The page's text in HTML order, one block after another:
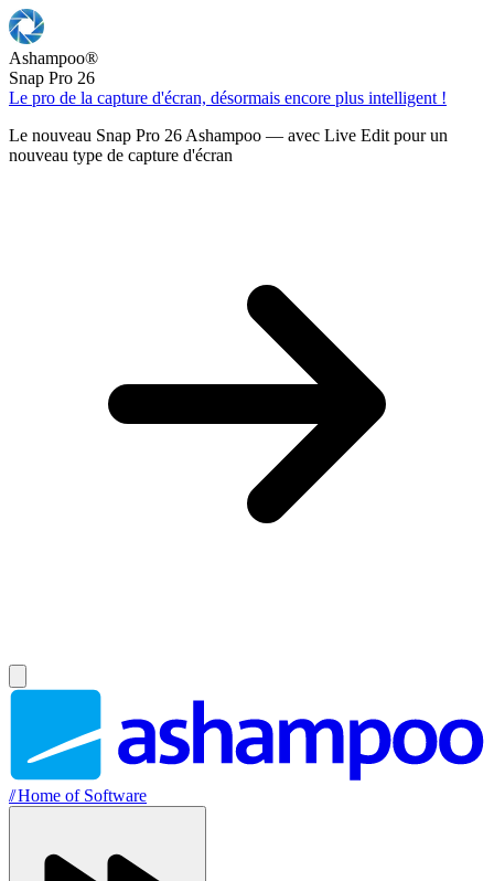
Ashampoo®
Snap Pro 26
Le pro de la capture d'écran, désormais encore plus intelligent !
Le nouveau Snap Pro 26 Ashampoo — avec Live Edit pour un
nouveau type de capture d'écran
//Home of Software